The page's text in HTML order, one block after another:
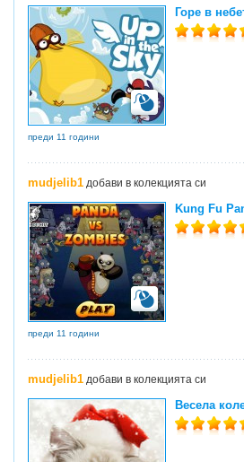
Горе в
преди 11 години
mudjelib1 добави в колекцията си
Kung Fu
преди 11 години
mudjelib1 добави в колекцията си
Весела